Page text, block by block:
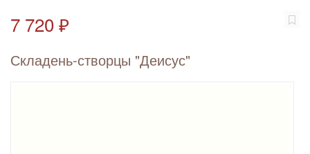
7 720 ₽
Складень-створцы "Деисус"